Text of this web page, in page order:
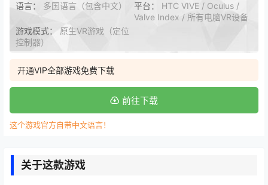
语言： 多国语言（包含中文） 平台： HTC VIVE / Oculus /
Valve Index / 所有电脑VR设备
游戏模式： 原生VR游戏（定位
控制器）
开通VIP全部游戏免费下载
前往下载
这个游戏官方自带中文语言！
关于这款游戏